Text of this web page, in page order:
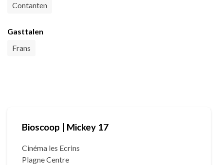
Contanten
Gasttalen
Frans
Bioscoop | Mickey 17
Cinéma les Ecrins
Plagne Centre